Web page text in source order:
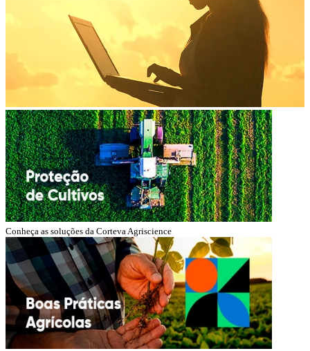
Conheça as soluções da Corteva Agriscience